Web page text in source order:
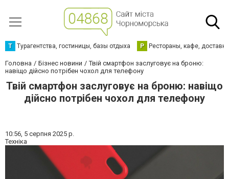
Т Турагентства, гостиницы, базы отдыха Р Рестораны, кафе,
Головна Бізнес новини
Твій смартфон заслуговує на броню:
навіщо дійсно потрібен чохол для телефону
Твій смартфон заслуговує на броню: навіщо
дійсно потрібен чохол для телефону
10:56, 5 серпня 2025 р.
Техніка